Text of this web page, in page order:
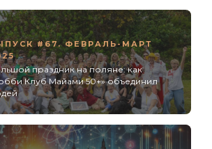
#67. ФЕВРАЛЬ-МАРТ
праздник на поляне: как
Клуб Майами 50+» объединил